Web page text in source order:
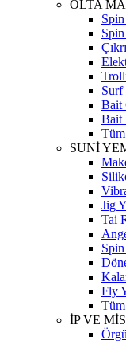
OLTA
Surf
Bait
Bait
SUNİ
Jig
Tai
Fly
İP VE